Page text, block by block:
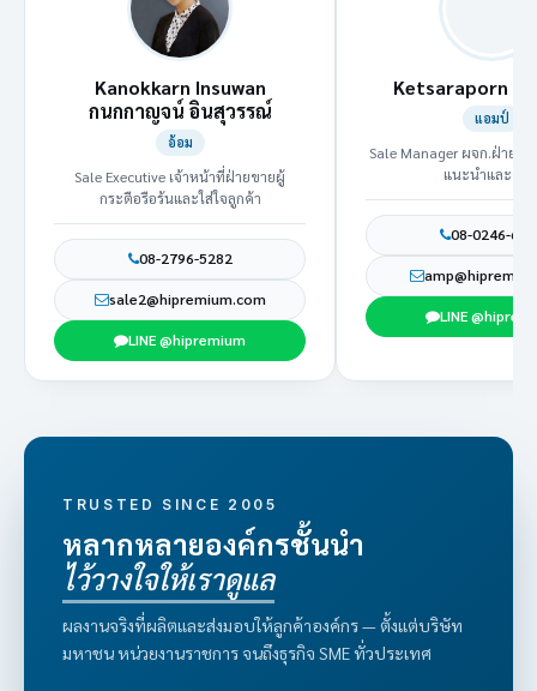
Kanokkarn Insuwan
กนกกาญจน์ อินสุวรรณ์
อ้อม
Sale Executive เจ้าหน้าที่ฝ่ายขายผู้
กระตือรือร้นและใส่ใจลูกค้า
08-2796-5282
sale2@hipremium.com
LINE @hipremium
Ketsaraporn เ
แอมป์
Sale Manager ผจก.ฝ่ายข
แนะนำและติช
08-0246-
LINE
TRUSTED SINCE 2005
หลากหลายองค์กรชั้นนำ
ไว้วางใจให้เราดูแล
ผลงานจริงที่ผลิตและส่งมอบให้ลูกค้าองค์กร — ตั้งแต่บริษัท
มหาชน หน่วยงานราชการ จนถึงธุรกิจ SME ทั่วประเทศ